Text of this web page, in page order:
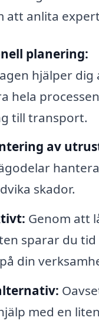
att anlita
planering:
hjälper dig
hela
till transport.
av
skador.
Genom att
sparar du tid
din
med en liten